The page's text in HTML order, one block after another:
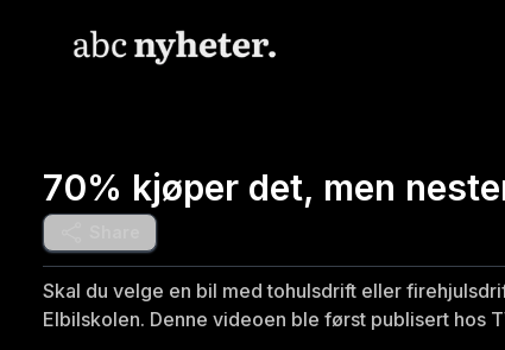
70% kjøper det, men
Skal du velge en bil med tohulsdrift eller
Elbilskolen. Denne videoen ble først publisert hos